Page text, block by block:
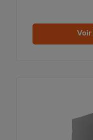
Voir